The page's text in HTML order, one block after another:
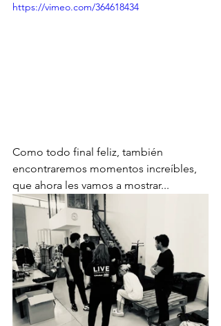
https://vimeo.com/364618434
Como todo final feliz, también
encontraremos momentos increíbles,
que ahora les vamos a mostrar...